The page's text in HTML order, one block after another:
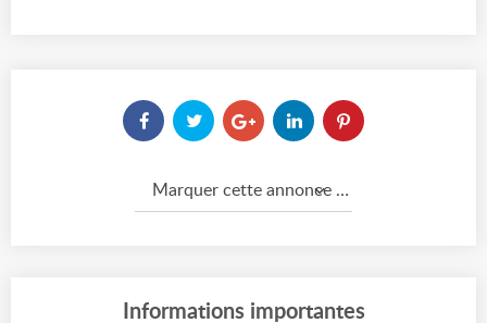
Marquer cette annonce comme...
Informations importantes